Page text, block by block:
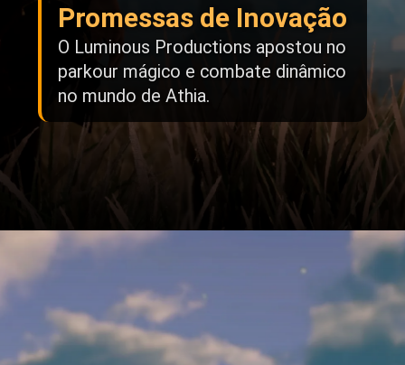
Promessas de Inovação
O Luminous Productions apostou no
parkour mágico e combate dinâmico
no mundo de Athia.